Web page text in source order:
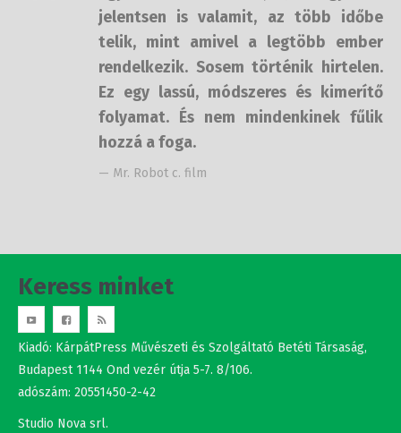
telik, mint amivel a legtöbb ember
rendelkezik. Sosem történik
hirtelen. Ez egy lassú, módszeres és
kimerítő folyamat. És nem
mindenkinek fűlik hozzá a foga.
— Mr. Robot c. film
Kiadó: KárpátPress Művészeti és Szolgáltató Betéti Társaság,
Budapest 1144 Ond vezér útja 5-7. 8/106.
adószám: 20551450-2-42
Romania, 537243, Ocna de jos str. Puszta 795.